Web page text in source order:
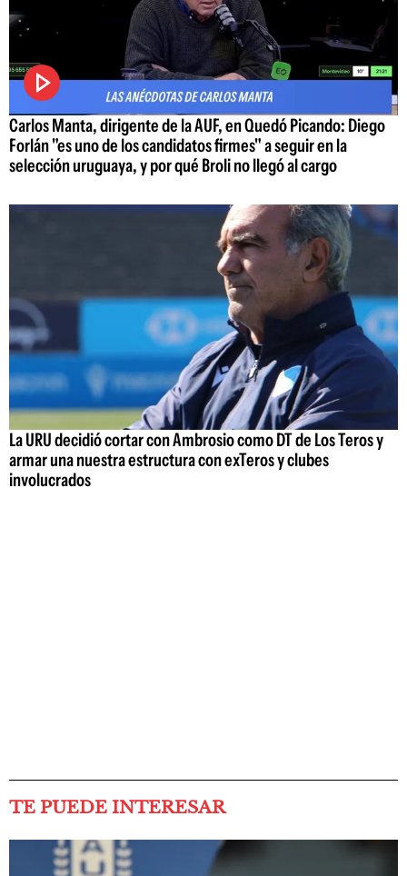
Carlos Manta, dirigente de la AUF, en Quedó Picando: Diego
Forlán "es uno de los candidatos firmes" a seguir en la
selección uruguaya, y por qué Broli no llegó al cargo
La URU decidió cortar con Ambrosio como DT de Los Teros y
armar una nuestra estructura con exTeros y clubes
involucrados
TE PUEDE INTERESAR